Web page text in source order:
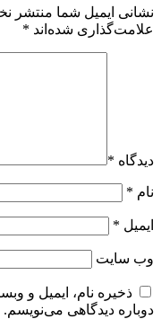
نشانی ایمیل شما منتشر
علامت‌گذاری شده‌اند *
دیدگاه *
نام *
ایمیل *
وب‌ سایت
ذخیره نام، ایمیل و
دوباره دیدگاهی می‌نویسم.